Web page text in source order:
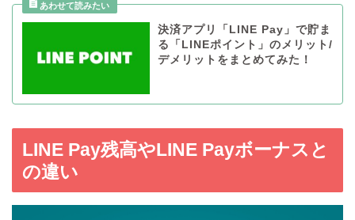
決済アプリ「LINE Pay」で貯ま
る「LINEポイント」のメリット/
デメリットをまとめてみた！
LINE Pay残高やLINE Payボーナスと
の違い